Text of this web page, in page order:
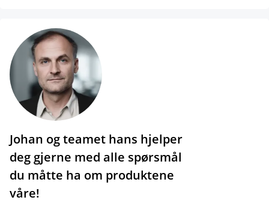
Johan og teamet hans hjelper
deg gjerne med alle spørsmål
du måtte ha om produktene
våre!